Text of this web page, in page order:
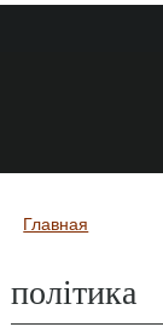
Вы здесь
Главная
політика